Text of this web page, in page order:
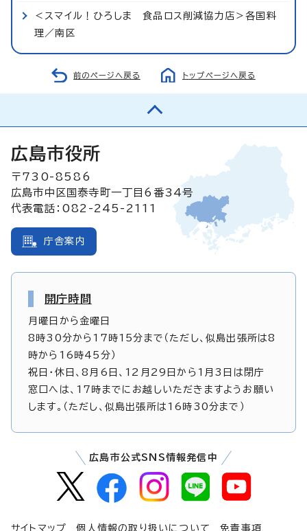
＜スマイル！ひろしま 食品ロス削減協力店＞各国料
理／南区
前のページへ戻る トップページへ戻る
広島市役所
〒730-8586
広島市中区国泰寺町一丁目6番34号
代表電話：082-245-2111
庁舎案内
開庁時間
月曜日から金曜日
8時30分から17時15分まで（ただし、似島出張所は8
時から16時45分）
祝日・休日、8月6日、12月29日から1月3日は閉庁
窓口へは、17時までにお越しいただきますようお願い
します。（ただし、似島出張所は16時30分まで）
広島市公式SNS情報発信中
サイトマップ 個人情報の取り扱いについて 免責事項